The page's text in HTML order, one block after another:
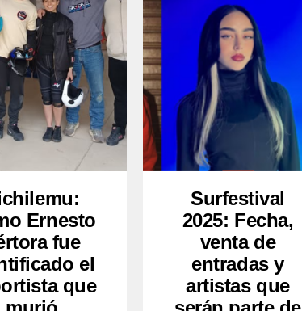
Ernesto
fue
el
que
Surfestival
2025: Fecha,
venta de
entradas y
artistas que